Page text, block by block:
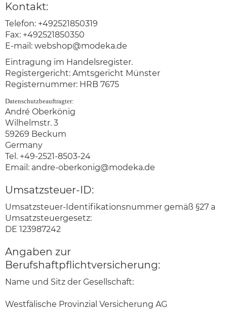
Kontakt:
Telefon: +492521850319
Fax: +492521850350
E-mail: webshop@modeka.de
Eintragung im Handelsregister.
Registergericht: Amtsgericht Münster
Registernummer: HRB 7675
Datenschutzbeauftragter:
André Oberkönig
Wilhelmstr. 3
59269 Beckum
Germany
Tel. +49-2521-8503-24
Email: andre-oberkonig@modeka.de
Umsatzsteuer-ID:
Umsatzsteuer-Identifikationsnummer gemäß §27 a
Umsatzsteuergesetz:
DE 123987242
Angaben zur
Berufshaftpflichtversicherung:
Name und Sitz der Gesellschaft:
Westfälische Provinzial Versicherung AG